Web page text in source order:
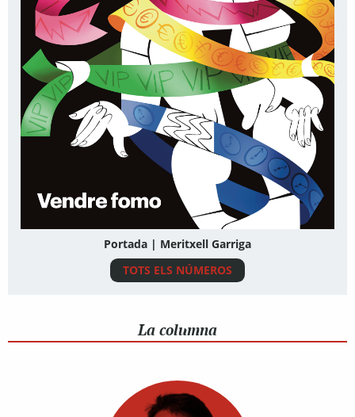
Portada | Meritxell Garriga
TOTS ELS NÚMEROS
La columna